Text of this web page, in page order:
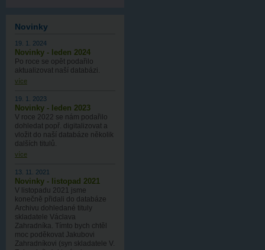
Novinky
19. 1. 2024
Novinky - leden 2024
Po roce se opět podařilo
aktualizovat naší databázi.
více
19. 1. 2023
Novinky - leden 2023
V roce 2022 se nám podařilo
dohledat popř. digitalizovat a
vložit do naší databáze několik
dalších titulů.
více
13. 11. 2021
Novinky - listopad 2021
V listopadu 2021 jsme
konečně přidali do databáze
Archivu dohledané tituly
skladatele Václava
Zahradníka. Tímto bych chtěl
moc poděkovat Jakubovi
Zahradníkovi (syn skladatele V.